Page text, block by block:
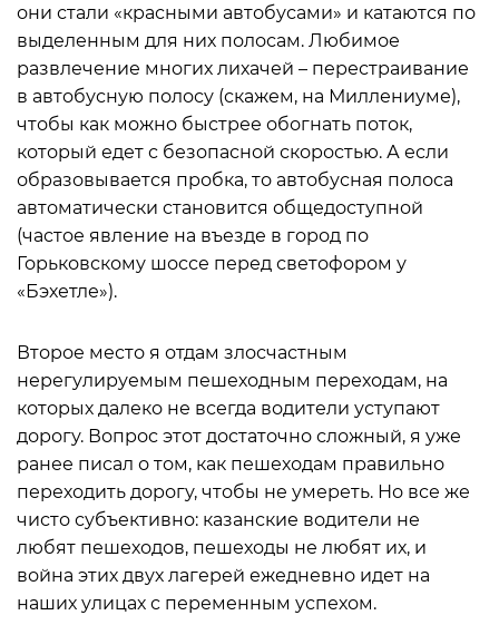
они стали «красными автобусами» и катаются по
выделенным для них полосам. Любимое
развлечение многих лихачей – перестраивание
в автобусную полосу (скажем, на Миллениуме),
чтобы как можно быстрее обогнать поток,
который едет с безопасной скоростью. А если
образовывается пробка, то автобусная полоса
автоматически становится общедоступной
(частое явление на въезде в город по
Горьковскому шоссе перед светофором у
«Бэхетле»).
Второе место я отдам злосчастным
нерегулируемым пешеходным переходам, на
которых далеко не всегда водители уступают
дорогу. Вопрос этот достаточно сложный, я уже
ранее писал о том, как пешеходам правильно
переходить дорогу, чтобы не умереть. Но все же
чисто субъективно: казанские водители не
любят пешеходов, пешеходы не любят их, и
война этих двух лагерей ежедневно идет на
наших улицах с переменным успехом.